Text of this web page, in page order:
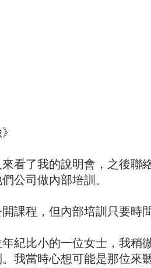
看了我的說明會，之後聯
公司做內部培訓。
課程，但內部培訓只要時
紀比小的一位女士，我稍
我當時心想可能是那位來